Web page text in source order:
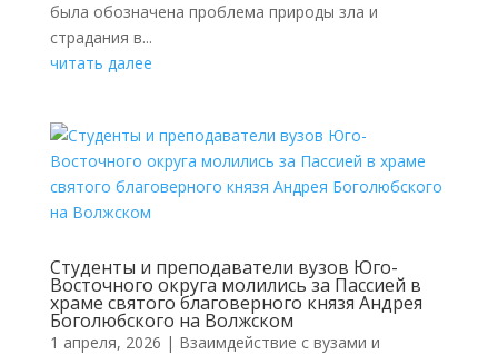
была обозначена проблема природы зла и
страдания в...
читать далее
Студенты и преподаватели вузов Юго-
Восточного округа молились за Пассией в
храме святого благоверного князя Андрея
Боголюбского на Волжском
1 апреля, 2026 | Взаимдействие с вузами и